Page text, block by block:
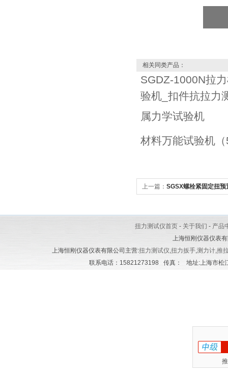
相关同类产品：
SGDZ-1000N拉
验机_扣件抗拉力
属力学试验机
材料万能试验机
上一篇： SGSX螺栓紧固定扭
扭力测试仪首页 - 关于我们 - 产品
上海恒刚仪器仪表
上海恒刚仪器仪表有限公司主营:扭力测试仪,扭力扳手,测力计,推
联系电话：15821273198 传真： 地址:上海市